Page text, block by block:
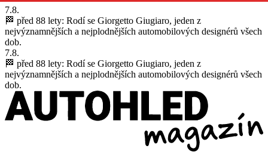
7.8.
🏁 před 88 lety: Rodí se Giorgetto Giugiaro, jeden z
nejvýznamnějších a nejplodnějších automobilových designérů všech
dob.
7.8.
🏁 před 88 lety: Rodí se Giorgetto Giugiaro, jeden z
nejvýznamnějších a nejplodnějších automobilových designérů všech
dob.